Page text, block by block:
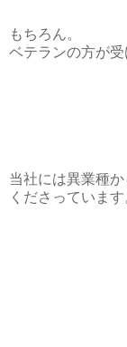
もちろん。
ベテランの方が受
当社には異業種
くださっています